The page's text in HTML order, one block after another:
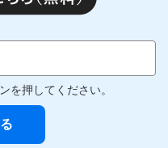
を押してください。